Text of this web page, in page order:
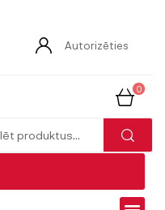
Autorizēties
0